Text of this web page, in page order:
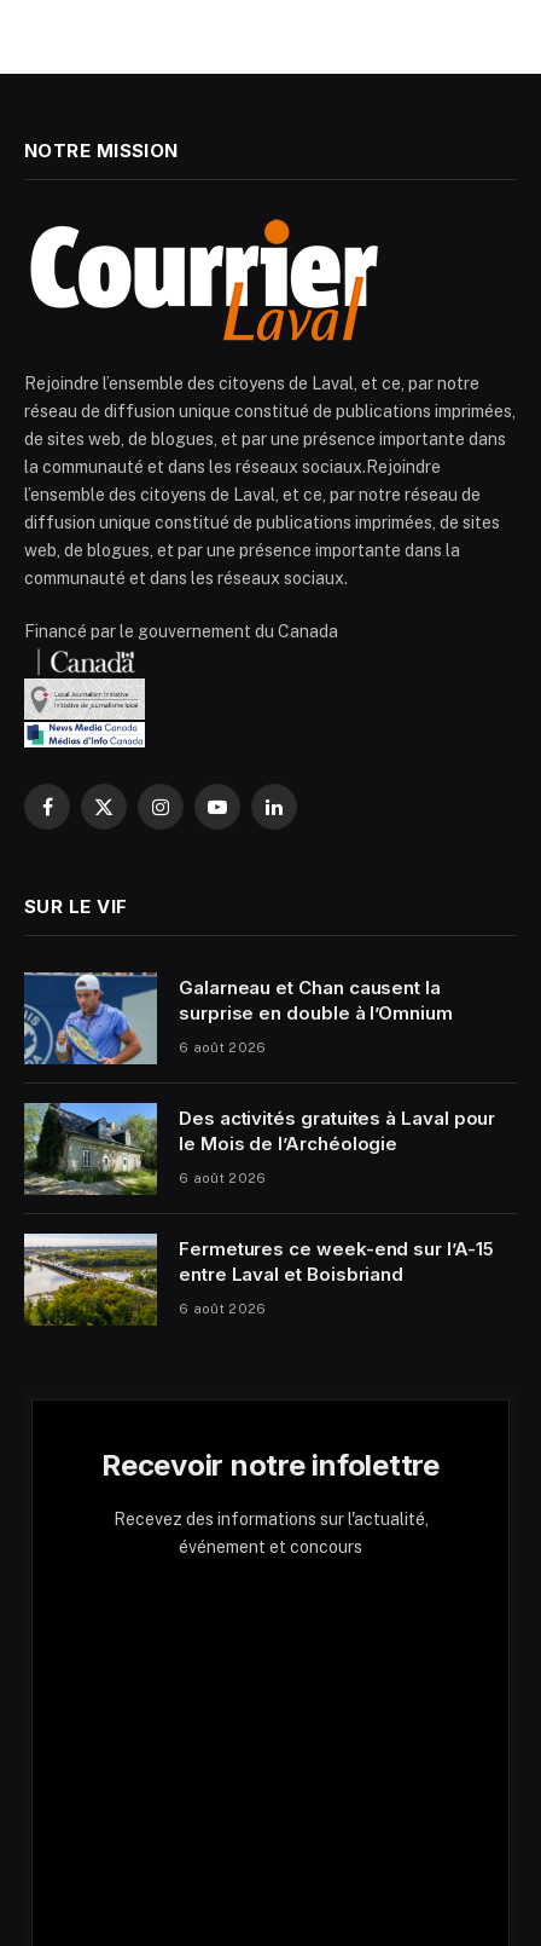
NOTRE MISSION
Rejoindre l’ensemble des citoyens de Laval, et ce, par notre
réseau de diffusion unique constitué de publications imprimées,
de sites web, de blogues, et par une présence importante dans
la communauté et dans les réseaux sociaux.Rejoindre
l’ensemble des citoyens de Laval, et ce, par notre réseau de
diffusion unique constitué de publications imprimées, de sites
web, de blogues, et par une présence importante dans la
communauté et dans les réseaux sociaux.
Financé par le gouvernement du Canada
Facebook
X
InstagramYouTubeLinkedIn
SUR LE VIF
Galarneau et Chan causent la
surprise en double à l’Omnium
6 août 2026
Des activités gratuites à Laval pour
le Mois de l’Archéologie
6 août 2026
Fermetures ce week-end sur l’A-15
entre Laval et Boisbriand
6 août 2026
Recevoir notre infolettre
Recevez des informations sur l'actualité,
événement et concours